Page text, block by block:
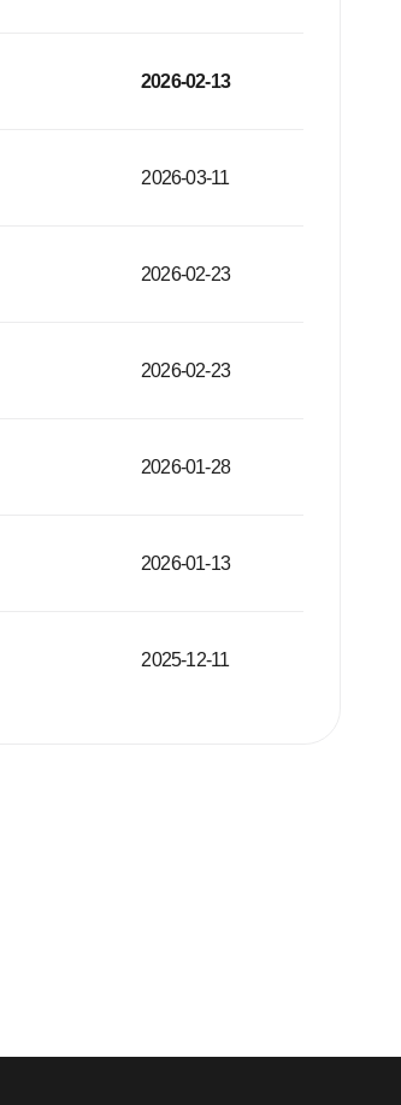
2026-02-13
2026-03-11
2026-02-23
2026-02-23
2026-01-28
2026-01-13
2025-12-11